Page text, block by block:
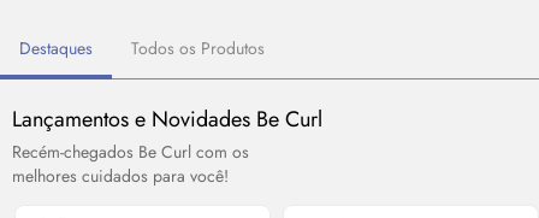
Destaques Todos os Produtos
Lançamentos e Novidades Be Curl
Recém-chegados Be Curl com os
melhores cuidados para você!